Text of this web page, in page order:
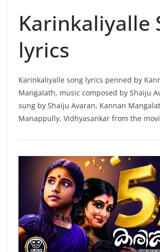
Karinkaliyalle
lyrics
Karinkaliyalle song lyrics penned by
Mangalath, music composed by Shaiju
sung by Shaiju Avaran, Kannan
Manappully, Vidhyasankar from the